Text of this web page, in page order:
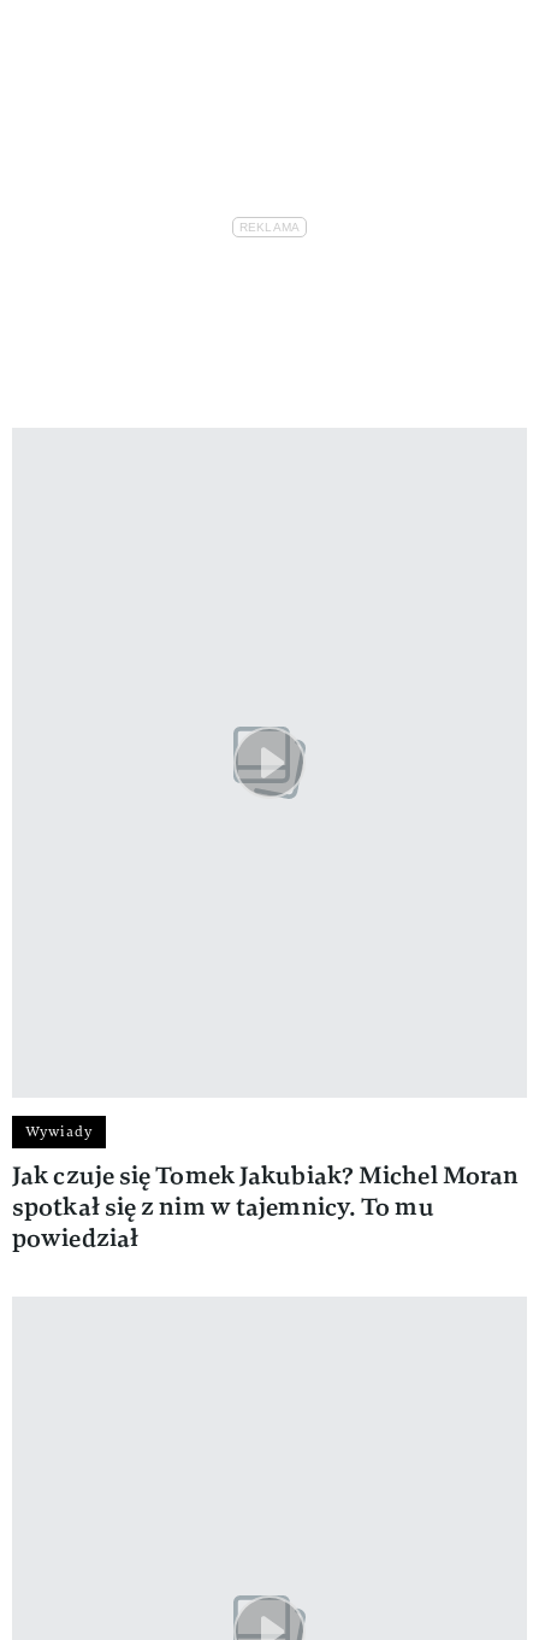
Wywiady
Jak czuje się Tomek Jakubiak? Michel Moran
spotkał się z nim w tajemnicy. To mu
powiedział